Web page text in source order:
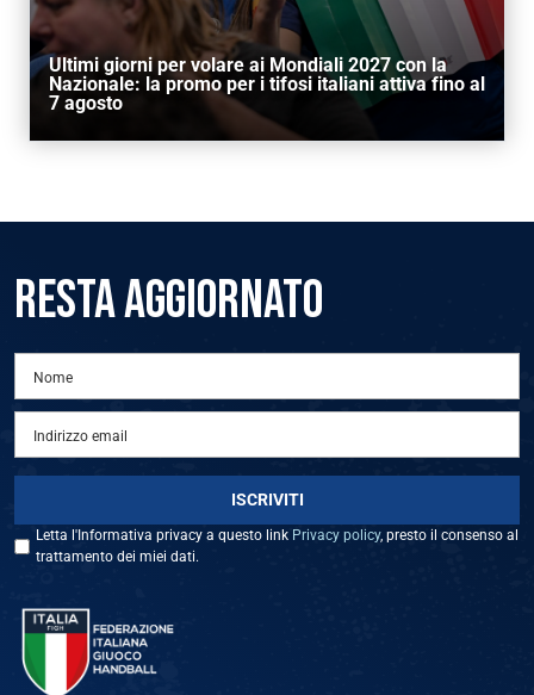
Ultimi giorni per volare ai Mondiali 2027 con la
Nazionale: la promo per i tifosi italiani attiva fino al
7 agosto
RESTA AGGIORNATO
Letta l'Informativa privacy a questo link Privacy policy, presto il consenso al
trattamento dei miei dati.